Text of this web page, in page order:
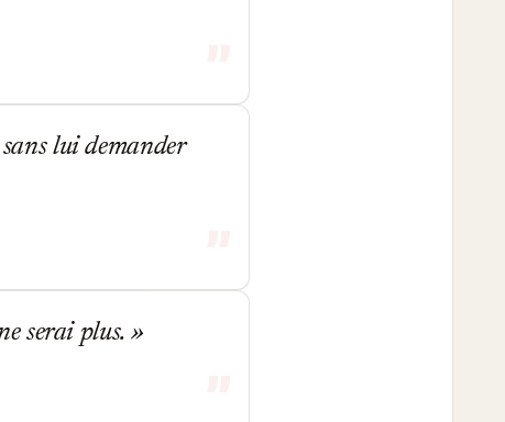
lui demander
serai plus.